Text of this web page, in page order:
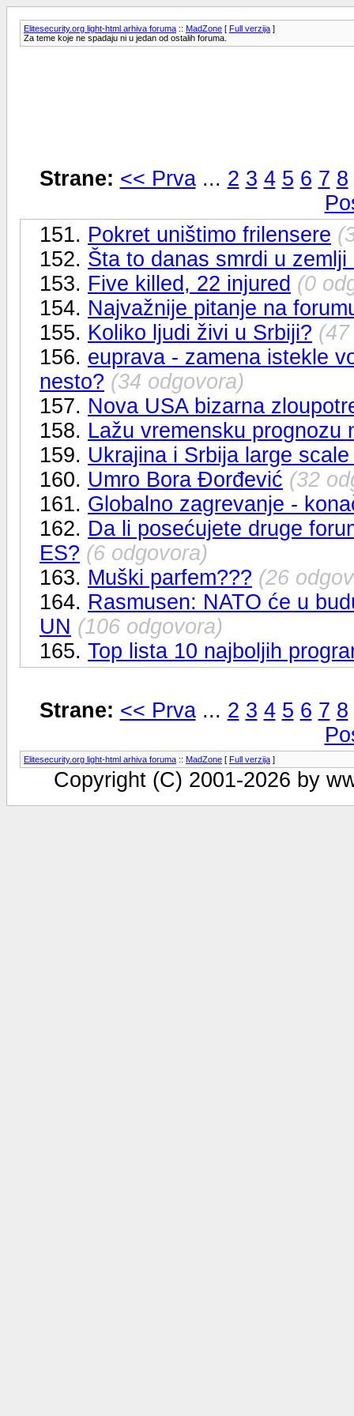
Elitesecurity.org light-html arhiva foruma :: MadZone [ Full verzija ]
Za teme koje ne spadaju ni u jedan od ostalih foruma.
Strane: << Prva... 2 3 4 5 6 7 8
151. Pokret uništimo frilensere
152. Šta to danas smrdi u zemlji
153. Five killed, 22 injured (0
154. Najvažnije pitanje na
155. Koliko ljudi živi u Srbiji?
156. euprava - zamena istekle
nesto? (34 odgovora)
157. Nova USA bizarna
158. Lažu vremensku prognozu
159. Ukrajina i Srbija large
160. Umro Bora Đorđević (32
161. Globalno zagrevanje -
162. Da li posećujete druge
ES? (6 odgovora)
163. Muški parfem??? (26
164. Rasmusen: NATO će u
UN (106 odgovora)
165. Top lista 10 najboljih
Strane: << Prva... 2 3 4 5 6 7 8
Elitesecurity.org light-html arhiva foruma :: MadZone [ Full verzija ]
Copyright (C) 2001-2026 by